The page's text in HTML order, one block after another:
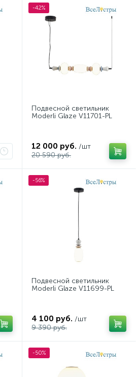
-42%
Подвесной светильник
Moderli Glaze V11701-PL
12 000 руб. /шт
20 590 руб.
-56%
Подвесной светильник
Moderli Glaze V11699-PL
4 100 руб. /шт
9 390 руб.
-50%